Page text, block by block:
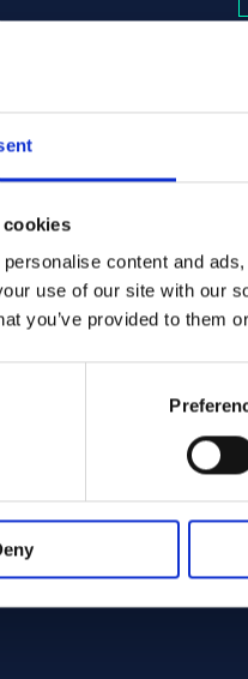
content and
use of our site with our
you’ve provided to them